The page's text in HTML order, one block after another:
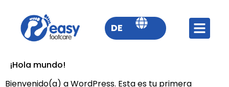
DE
¡Hola mundo!
Bienvenido(a) a WordPress. Esta es tu primera